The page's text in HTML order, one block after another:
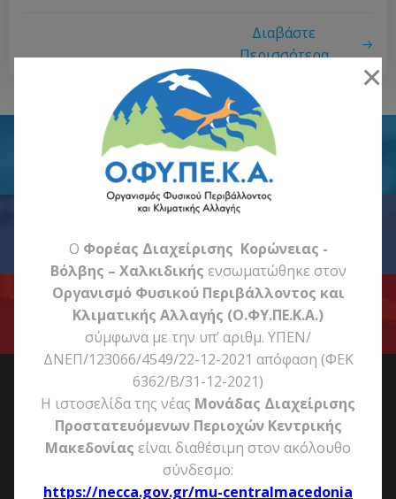
Διαβάστε
Περισσότερα
TWITTER
YOUTUBE
×
O Φορέας Διαχείρισης Κορώνειας -
Βόλβης – Χαλκιδικής ενσωματώθηκε στον
Οργανισμό Φυσικού Περιβάλλοντος και
Κλιματικής Αλλαγής (Ο.ΦΥ.ΠΕ.Κ.Α.)
σύμφωνα με την υπ’ αριθμ. ΥΠΕΝ/
ΔΝΕΠ/123066/4549/22-12-2021 απόφαση (ΦΕΚ
6362/Β/31-12-2021)
Η ιστοσελίδα της νέας Μονάδας Διαχείρισης
Προστατευόμενων Περιοχών Κεντρικής
Μακεδονίας είναι διαθέσιμη στον ακόλουθο
σύνδεσμο:
https://necca.gov.gr/mu-centralmacedonia